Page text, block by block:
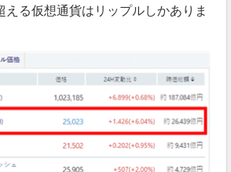
える仮想通貨はリップルしかありま